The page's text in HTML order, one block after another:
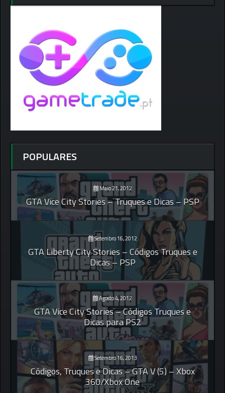
POPULARES
Maio 21, 2012
GTA Vice City Stories – Truques e Dicas – PSP
Setembro 16, 2012
GTA Liberty City Stories – Códigos Truques e
Dicas – PSP
Agosto 4, 2012
GTA Vice City Stories – Códigos Truques e
Dicas para PS2
Setembro 16, 2013
Códigos, Truques e Dicas – GTA V (5) – Xbox
360/Xbox One